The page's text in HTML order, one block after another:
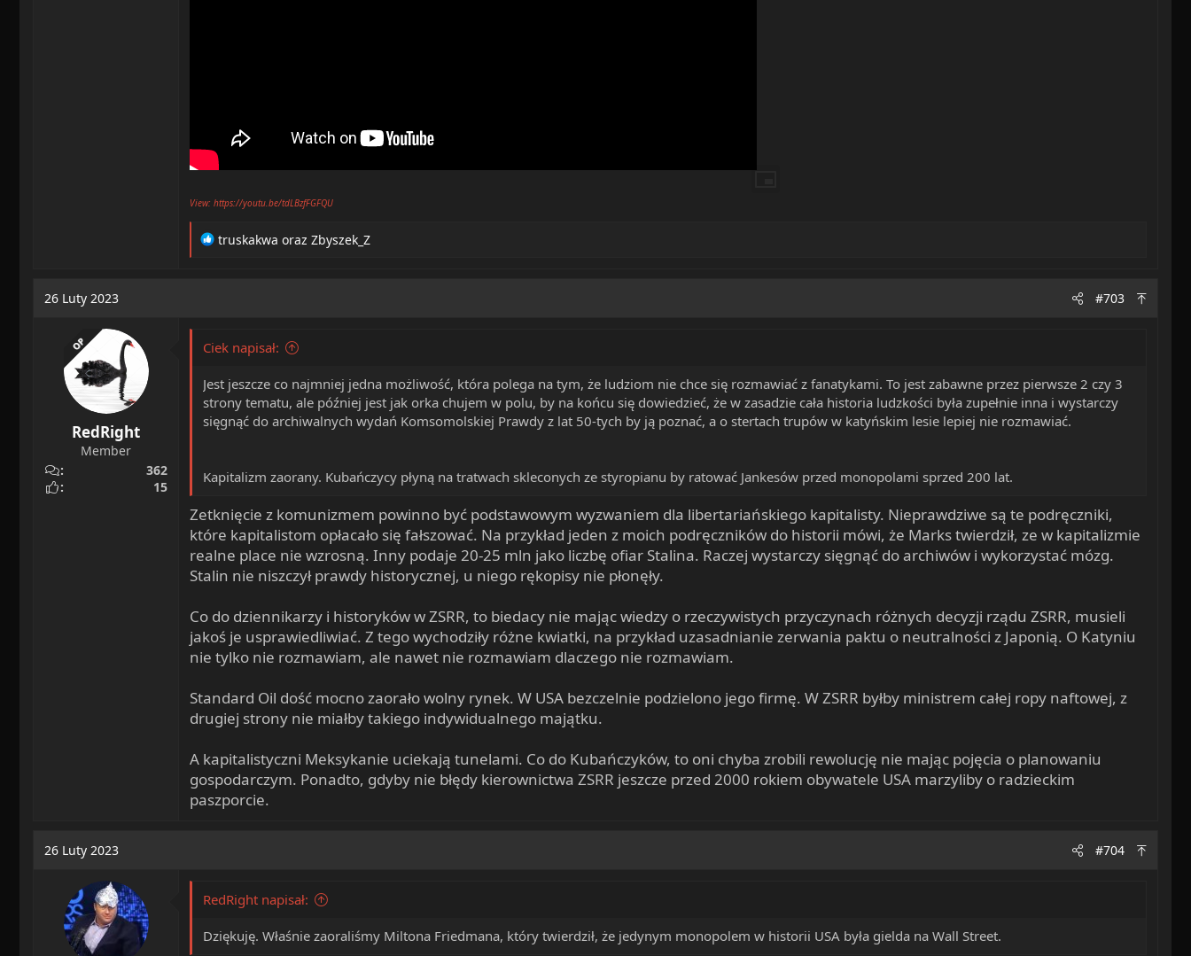
View: https://youtu.be/tdLBzfFGFQU
R
o
n
:
truskakwa oraz Zbyszek_Z
26 Luty 2023 #703
OP
RedRight
Member
362
15
Ciek napisał:
Jest jeszcze co najmniej jedna możliwość, która polega na tym, że ludziom nie chce się rozmawiać z fanatykami. To jest zabawne przez pierwsze 2 czy 3
strony tematu, ale później jest jak orka chujem w polu, by na końcu się dowiedzieć, że w zasadzie cała historia ludzkości była zupełnie inna i wystarczy
sięgnąć do archiwalnych wydań Komsomolskiej Prawdy z lat 50-tych by ją poznać, a o stertach trupów w katyńskim lesie lepiej nie rozmawiać.
Kapitalizm zaorany. Kubańczycy płyną na tratwach skleconych ze styropianu by ratować Jankesów przed monopolami sprzed 200 lat.
Zetknięcie z komunizmem powinno być podstawowym wyzwaniem dla libertariańskiego kapitalisty. Nieprawdziwe są te podręczniki,
które kapitalistom opłacało się fałszować. Na przykład jeden z moich podręczników do historii mówi, że Marks twierdził, ze w kapitalizmie
realne place nie wzrosną. Inny podaje 20-25 mln jako liczbę ofiar Stalina. Raczej wystarczy sięgnąć do archiwów i wykorzystać mózg.
Stalin nie niszczył prawdy historycznej, u niego rękopisy nie płonęły.
Co do dziennikarzy i historyków w ZSRR, to biedacy nie mając wiedzy o rzeczywistych przyczynach różnych decyzji rządu ZSRR, musieli
jakoś je usprawiedliwiać. Z tego wychodziły różne kwiatki, na przykład uzasadnianie zerwania paktu o neutralności z Japonią. O Katyniu
nie tylko nie rozmawiam, ale nawet nie rozmawiam dlaczego nie rozmawiam.
Standard Oil dość mocno zaorało wolny rynek. W USA bezczelnie podzielono jego firmę. W ZSRR byłby ministrem całej ropy naftowej, z
drugiej strony nie miałby takiego indywidualnego majątku.
A kapitalistyczni Meksykanie uciekają tunelami. Co do Kubańczyków, to oni chyba zrobili rewolucję nie mając pojęcia o planowaniu
gospodarczym. Ponadto, gdyby nie błędy kierownictwa ZSRR jeszcze przed 2000 rokiem obywatele USA marzyliby o radzieckim
paszporcie.
26 Luty 2023 #704
RedRight napisał:
Dziękuję. Właśnie zaoraliśmy Miltona Friedmana, który twierdził, że jedynym monopolem w historii USA była gielda na Wall Street.